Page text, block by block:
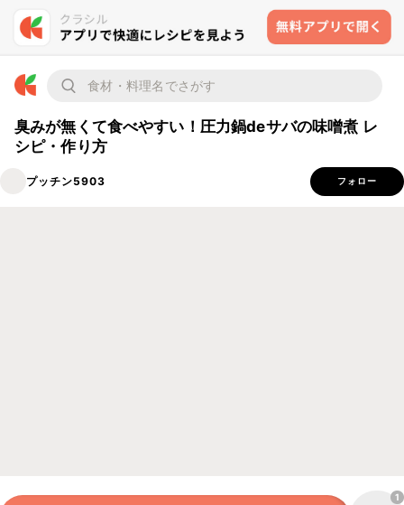
臭みが無くて食べやすい！圧力鍋deサバの味噌煮 レ
シピ・作り方
プッチン5903 フォロー
1